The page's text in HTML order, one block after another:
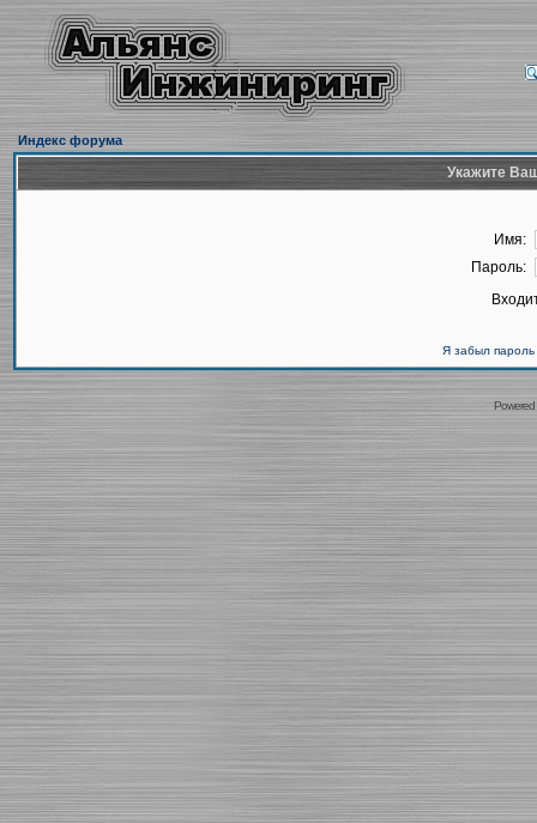
Индекс форума
Укажите
Имя:
Пароль:
Я забыл пароль